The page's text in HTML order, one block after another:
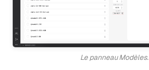
Le panneau Modèles.